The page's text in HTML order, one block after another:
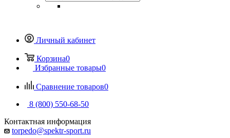
Личный кабинет
Корзина0
Избранные товары0
Сравнение товаров0
8 (800) 550-68-50
Контактная информация
torpedo@spektr-sport.ru